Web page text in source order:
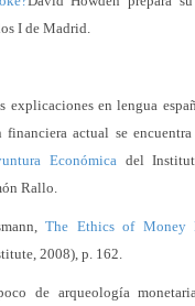
I de Madrid.
explicaciones en lengua
actual se
Económicadel
Rallo.
The Ethics of Money
2008), p. 162.
de arqueología